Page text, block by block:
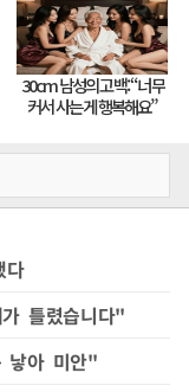
다
틀렸습니다"
낳아 미안"